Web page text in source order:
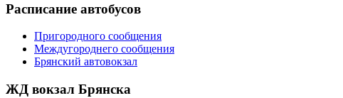
Расписание автобусов
Пригородного сообщения
Междугороднего сообщения
Брянский автовокзал
ЖД вокзал Брянска